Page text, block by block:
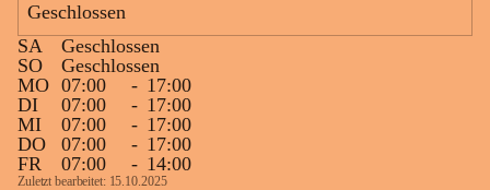
Geschlossen
SA
Geschlossen
SO
Geschlossen
MO 07:00 - 17:00
DI
07:00 - 17:00
MI
07:00 - 17:00
DO
07:00 - 17:00
FR
07:00 - 14:00
Zuletzt bearbeitet: 15.10.2025